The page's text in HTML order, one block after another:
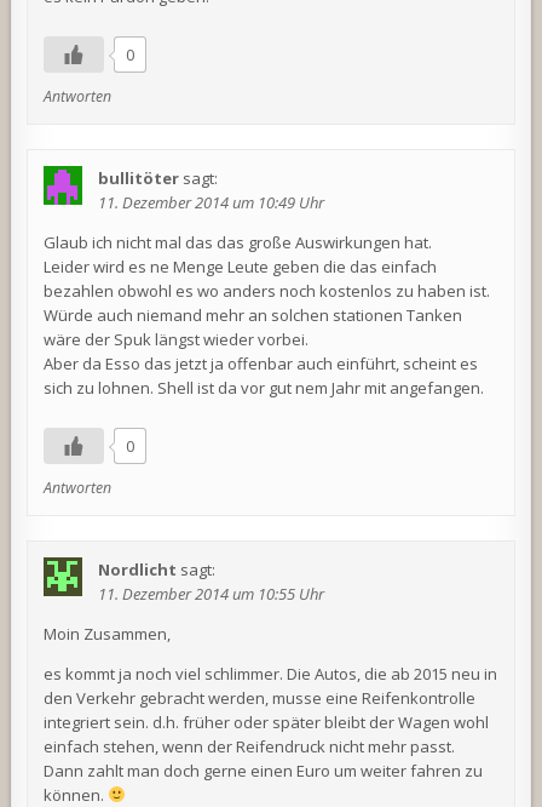
0
Antworten
bullitöter sagt:
11. Dezember 2014 um 10:49 Uhr
Glaub ich nicht mal das das große Auswirkungen hat.
Leider wird es ne Menge Leute geben die das einfach
bezahlen obwohl es wo anders noch kostenlos zu haben ist.
Würde auch niemand mehr an solchen stationen Tanken
wäre der Spuk längst wieder vorbei.
Aber da Esso das jetzt ja offenbar auch einführt, scheint es
sich zu lohnen. Shell ist da vor gut nem Jahr mit angefangen.
0
Antworten
Nordlicht sagt:
11. Dezember 2014 um 10:55 Uhr
Moin Zusammen,
es kommt ja noch viel schlimmer. Die Autos, die ab 2015 neu in
den Verkehr gebracht werden, musse eine Reifenkontrolle
integriert sein. d.h. früher oder später bleibt der Wagen wohl
einfach stehen, wenn der Reifendruck nicht mehr passt.
Dann zahlt man doch gerne einen Euro um weiter fahren zu
können.